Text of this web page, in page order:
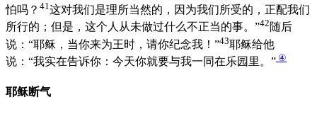
怕吗？ 41这对我们是理所当然的，因为我们所受的，正配我们
所行的；但是，这个人从未做过什么不正当的事。”42 随后
说：“耶稣，当你来为王时，请你纪念我！”43耶稣给他
说：“我实在告诉你：今天你就要与我一同在乐园里。” ④
耶稣断气